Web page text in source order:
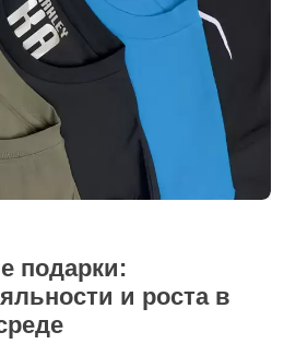
подарки:
и роста в